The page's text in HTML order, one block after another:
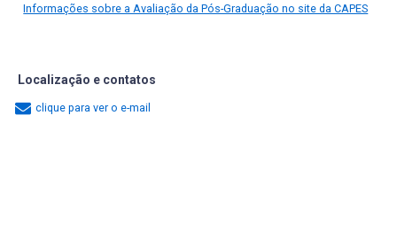
Informações sobre a Avaliação da Pós-Graduação no site da CAPES
Localização e contatos
clique para ver o e-mail